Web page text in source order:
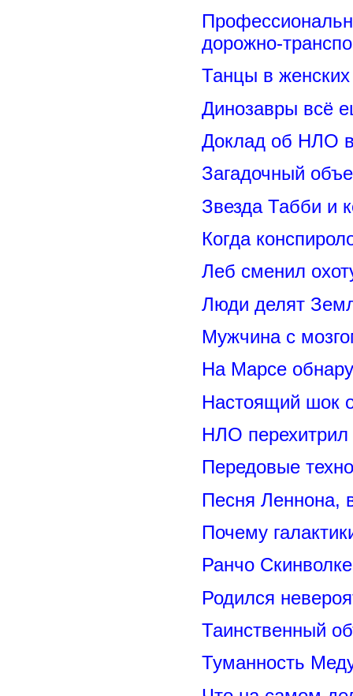
дорожно-
Танцы в женских
Динозавры всё
Доклад об НЛО
Загадочный
Звезда Табби и
Когда
Леб сменил
Люди делят
Мужчина с
На Марсе
Настоящий шок
НЛО перехитрил
Передовые
Песня Леннона,
Почему
Ранчо
Родился
Таинственный
Туманность